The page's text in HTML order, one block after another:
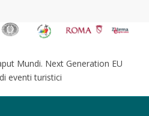
Mundi. Next Generation EU
eventi turistici